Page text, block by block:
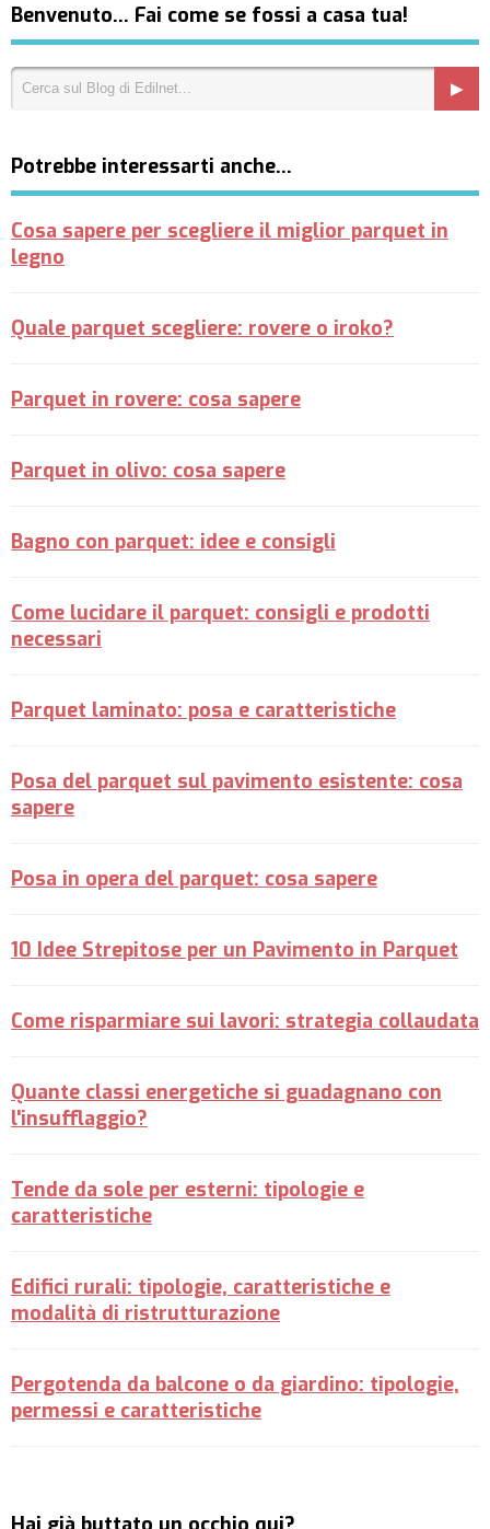
Benvenuto… Fai come se fossi a casa tua!
Potrebbe interessarti anche…
Cosa sapere per scegliere il miglior parquet in
legno
Quale parquet scegliere: rovere o iroko?
Parquet in rovere: cosa sapere
Parquet in olivo: cosa sapere
Bagno con parquet: idee e consigli
Come lucidare il parquet: consigli e prodotti
necessari
Parquet laminato: posa e caratteristiche
Posa del parquet sul pavimento esistente: cosa
sapere
Posa in opera del parquet: cosa sapere
10 Idee Strepitose per un Pavimento in Parquet
Come risparmiare sui lavori: strategia collaudata
Quante classi energetiche si guadagnano con
l'insufflaggio?
Tende da sole per esterni: tipologie e
caratteristiche
Edifici rurali: tipologie, caratteristiche e
modalità di ristrutturazione
Pergotenda da balcone o da giardino: tipologie,
permessi e caratteristiche